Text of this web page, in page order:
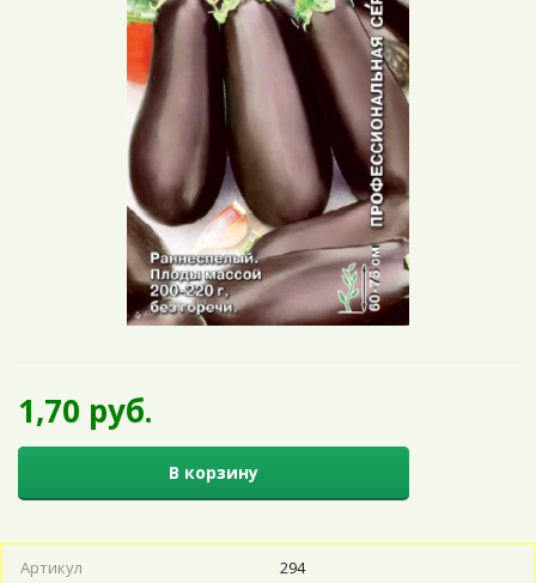
1,70 руб.
В корзину
Артикул
294